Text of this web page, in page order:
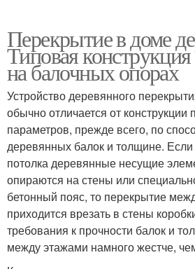
Перекрытие в доме
Типовая
на балочных опорах
Устройство деревянного
обычно отличается от конструкции
параметров, прежде всего, по
деревянных балок и толщине. Если
потолка деревянные несущие
опираются на стены или
бетонный пояс, то перекрытие
приходится врезать в стены
требования к прочности балок и
между этажами намного жестче,